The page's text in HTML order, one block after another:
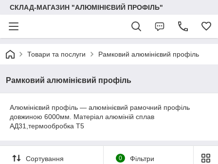
СКЛАД-МАГАЗИН "АЛЮМІНІЄВИЙ ПРОФІЛЬ"
Товари та послуги Рамковий алюмінієвий профіль
Рамковий алюмінієвий профіль
Алюмінієвий профіль — алюмінієвий рамочний профіль
довжиною 6000мм. Матеріал алюміній сплав
АД31,термообробка Т5
Сортування 0 Фільтри